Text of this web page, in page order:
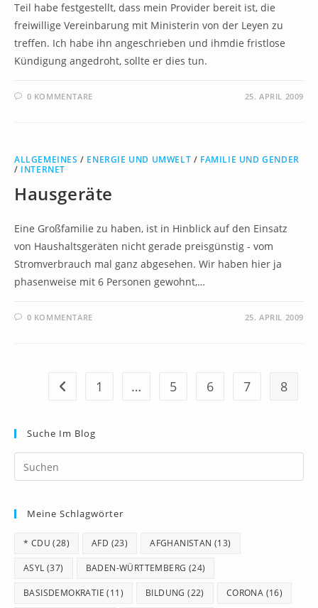
Teil habe festgestellt, dass mein Provider bereit ist, die
freiwillige Vereinbarung mit Ministerin von der Leyen zu
treffen. Ich habe ihn angeschrieben und ihmdie fristlose
Kündigung angedroht, sollte er dies tun.
0 KOMMENTARE 25. APRIL 2009
ALLGEMEINES / ENERGIE UND UMWELT / FAMILIE UND GENDER
/ INTERNET
Hausgeräte
Eine Großfamilie zu haben, ist in Hinblick auf den Einsatz
von Haushaltsgeräten nicht gerade preisgünstig - vom
Stromverbrauch mal ganz abgesehen. Wir haben hier ja
phasenweise mit 6 Personen gewohnt,…
0 KOMMENTARE 25. APRIL 2009
Zur vorherigen Seite
1 … 5 6 7 8
Suche Im Blog
Meine Schlagwörter
* CDU (28) AFD (23) AFGHANISTAN (13)
ASYL (37) BADEN-WÜRTTEMBERG (24)
BASISDEMOKRATIE (11) BILDUNG (22) CORONA (16)